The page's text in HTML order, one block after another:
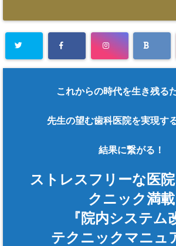
これからの時代を生き残る
先生の望む歯科医院を実現す
結果に繋がる！
ストレスフリーな医
クニック満載
『院内システム
テクニックマニュ